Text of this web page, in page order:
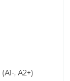
, А2+)